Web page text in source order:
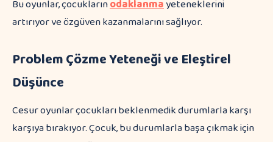
Bu oyunlar, çocuklarınodaklanmayeteneklerini
artırıyor ve özgüven kazanmalarını sağlıyor.
Problem Çözme Yeteneği ve Eleştirel
Düşünce
Cesur oyunlar çocukları beklenmedik durumlarla karşı
karşıya bırakıyor. Çocuk, bu durumlarla başa çıkmak için